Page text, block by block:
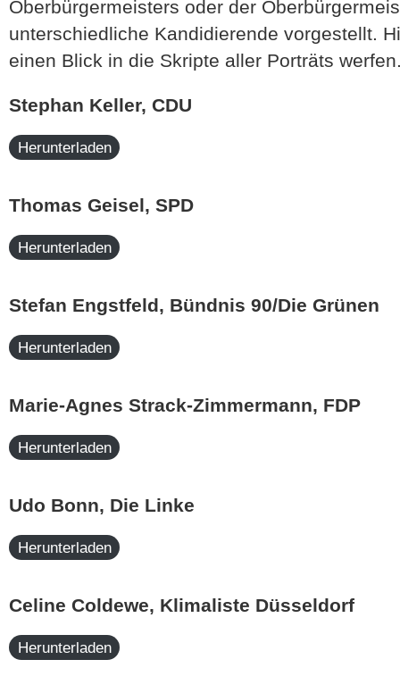
Oberbürgermeisters oder der
unterschiedliche Kandidierende vorgestellt.
einen Blick in die Skripte aller Porträts
Stephan Keller, CDU
Herunterladen
Thomas Geisel, SPD
Herunterladen
Stefan Engstfeld, Bündnis 90/Die Grünen
Herunterladen
Marie-Agnes Strack-Zimmermann, FDP
Herunterladen
Udo Bonn, Die Linke
Herunterladen
Celine Coldewe, Klimaliste Düsseldorf
Herunterladen